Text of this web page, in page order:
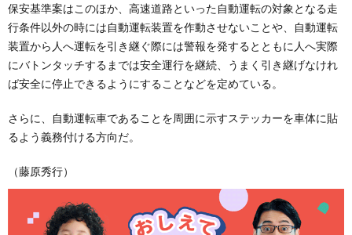
保安基準案はこのほか、高速道路といった自動運転の対象となる走
行条件以外の時には自動運転装置を作動させないことや、自動運転
装置から人へ運転を引き継ぐ際には警報を発するとともに人へ実際
にバトンタッチするまでは安全運行を継続、うまく引き継げなけれ
ば安全に停止できるようにすることなどを定めている。
さらに、自動運転車であることを周囲に示すステッカーを車体に貼
るよう義務付ける方向だ。
（藤原秀行）